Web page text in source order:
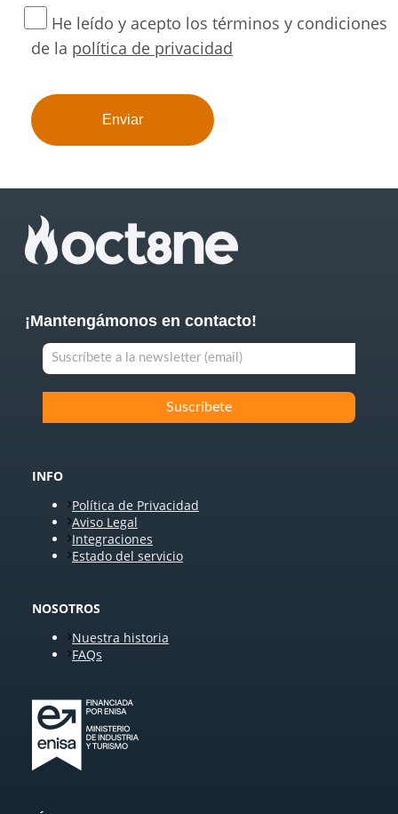
He leído y acepto los términos y condiciones
de la política de privacidad
¡Mantengámonos en contacto!
INFO
Política de Privacidad
Aviso Legal
Integraciones
Estado del servicio
NOSOTROS
Nuestra historia
FAQs